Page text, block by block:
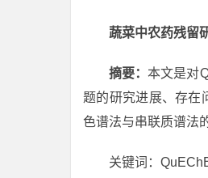
蔬菜中农药残留
摘要：本文是对
题的研究进展、存在
色谱法与串联质谱法
关键词：